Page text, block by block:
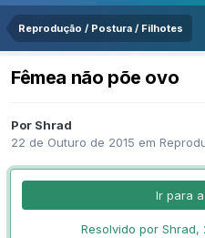
Reprodução / Postura / Filhotes
Fêmea não põe ovo
Por Shrad
22 de Outuro de 2015 em
Ir para
Resolvido por Shrad,